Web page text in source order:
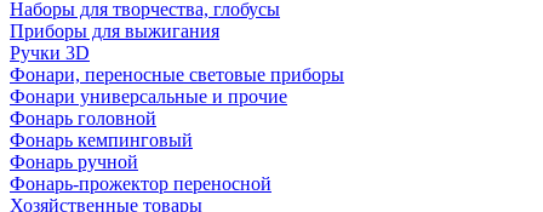
Наборы для творчества, глобусы
Приборы для выжигания
Ручки 3D
Фонари, переносные световые приборы
Фонари универсальные и прочие
Фонарь головной
Фонарь кемпинговый
Фонарь ручной
Фонарь-прожектор переносной
Хозяйственные товары